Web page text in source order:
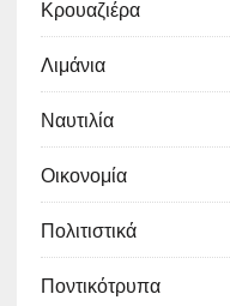
Κρουαζιέρα
Λιμάνια
Ναυτιλία
Οικονομία
Πολιτιστικά
Ποντικότρυπα